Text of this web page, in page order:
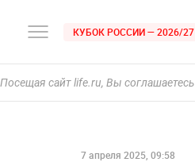
КУБОК РОССИИ — 2026/27
Посещая сайт life.ru, Вы
7 апреля 2025, 09:58